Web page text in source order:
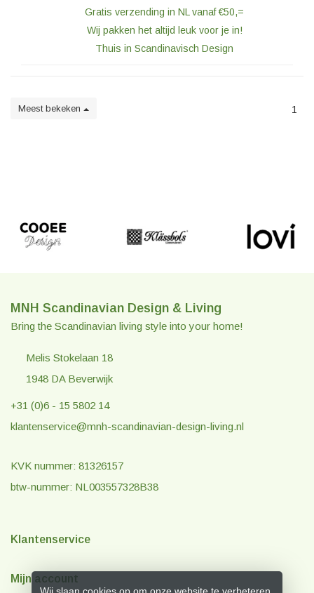
Gratis verzending in NL vanaf €50,=
Wij pakken het altijd leuk voor je in!
Thuis in Scandinavisch Design
Meest bekeken 1
MNH Scandinavian Design & Living
Bring the Scandinavian living style into your home!
Melis Stokelaan 18
1948 DA Beverwijk
+31 (0)6 - 15 5802 14
klantenservice@mnh-scandinavian-design-living.nl
KVK nummer: 81326157
btw-nummer: NL003557328B38
Klantenservice
Mijn account